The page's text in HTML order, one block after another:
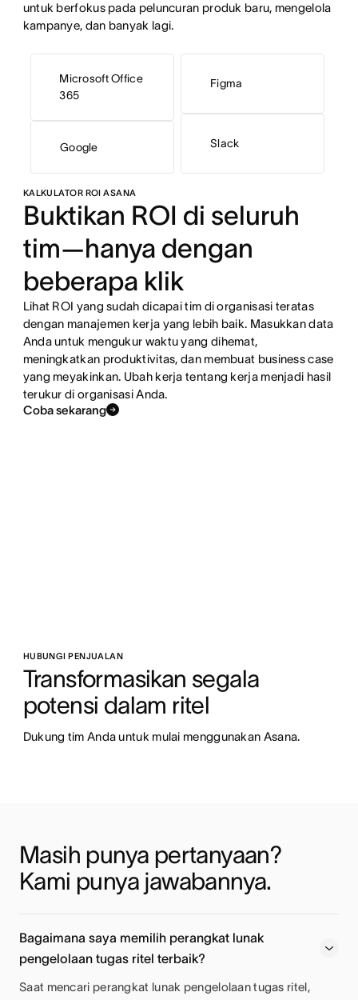
untuk berfokus pada peluncuran produk baru, mengelola
kampanye, dan banyak lagi.
Microsoft Office
365
Google
Figma
Slack
KALKULATOR ROI ASANA
Buktikan ROI di seluruh
tim—hanya dengan
beberapa klik
Lihat ROI yang sudah dicapai tim di organisasi teratas
dengan manajemen kerja yang lebih baik. Masukkan data
Anda untuk mengukur waktu yang dihemat,
meningkatkan produktivitas, dan membuat business case
yang meyakinkan. Ubah kerja tentang kerja menjadi hasil
terukur di organisasi Anda.
Coba sekarang
HUBUNGI PENJUALAN
Transformasikan segala
potensi dalam ritel
Dukung tim Anda untuk mulai menggunakan Asana.
Masih punya pertanyaan?
Kami punya jawabannya.
Bagaimana saya memilih perangkat lunak
pengelolaan tugas ritel terbaik?
Saat mencari perangkat lunak pengelolaan tugas ritel,